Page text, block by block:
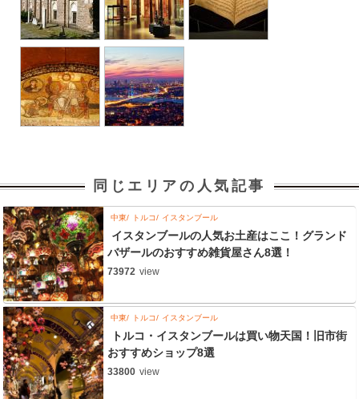
同じエリアの人気記事
中東 トルコ イスタンブール
イスタンブールの人気お土産はここ！グランド
バザールのおすすめ雑貨屋さん8選！
73972 view
中東 トルコ イスタンブール
トルコ・イスタンブールは買い物天国！旧市街
おすすめショップ8選
33800 view